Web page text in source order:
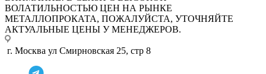
ВОЛАТИЛЬНОСТЬЮ ЦЕН НА РЫНКЕ
МЕТАЛЛОПРОКАТА, ПОЖАЛУЙСТА, УТОЧНЯЙТЕ
АКТУАЛЬНЫЕ ЦЕНЫ У МЕНЕДЖЕРОВ.
г. Москва ул Смирновская 25, стр 8